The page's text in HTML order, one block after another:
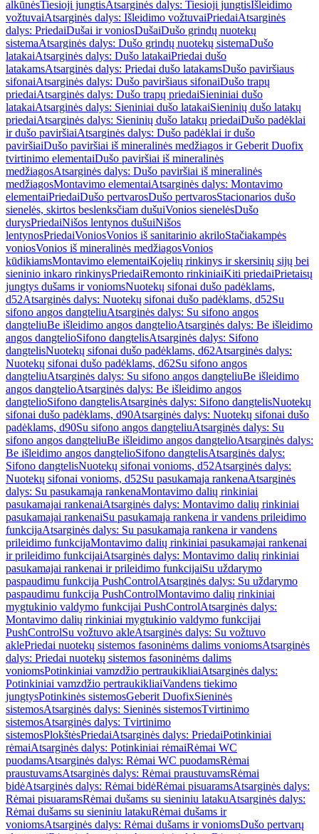
alkūnėsTiesioji jungtisAtsarginės dalys: Tiesioji jungtisIšleidimo
vožtuvaiAtsarginės dalys: Išleidimo vožtuvaiPriedaiAtsarginės
dalys: PriedaiDušai ir voniosDušaiDušo grindų nuotekų
sistemaAtsarginės dalys: Dušo grindų nuotekų sistemaDušo
latakaiAtsarginės dalys: Dušo latakaiPriedai dušo
latakamsAtsarginės dalys: Priedai dušo latakamsDušo paviršiaus
sifonaiAtsarginės dalys: Dušo paviršiaus sifonaiDušo trapų
priedaiAtsarginės dalys: Dušo trapų priedaiSieniniai dušo
latakaiAtsarginės dalys: Sieniniai dušo latakaiSieninių dušo latakų
priedaiAtsarginės dalys: Sieninių dušo latakų priedaiDušo padėklai
ir dušo paviršiaiAtsarginės dalys: Dušo padėklai ir dušo
paviršiaiDušo paviršiai iš mineralinės medžiagos ir Geberit Duofix
tvirtinimo elementaiDušo paviršiai iš mineralinės
medžiagosAtsarginės dalys: Dušo paviršiai iš mineralinės
medžiagosMontavimo elementaiAtsarginės dalys: Montavimo
elementaiPriedaiDušo pertvarosDušo pertvarosStacionarios dušo
sienelės, skirtos beslenksčiam dušuiVonios sienelėsDušo
durysPriedaiNišos lentynos dušuiNišos
lentynosPriedaiVoniosVonios iš sanitarinio akriloStačiakampės
voniosVonios iš mineralinės medžiagosVonios
kūdikiamsMontavimo elementaiKojelių rinkinys ir skersinių sijų bei
sieninio inkaro rinkinysPriedaiRemonto rinkiniaiKiti priedaiPrietaisų
jungtys dušams ir voniomsNuotekų sifonai dušo padėklams,
d52Atsarginės dalys: Nuotekų sifonai dušo padėklams, d52Su
sifono angos dangteliuAtsarginės dalys: Su sifono angos
dangteliuBe išleidimo angos dangtelioAtsarginės dalys: Be išleidimo
angos dangtelioSifono dangtelisAtsarginės dalys: Sifono
dangtelisNuotekų sifonai dušo padėklams, d62Atsarginės dalys:
Nuotekų sifonai dušo padėklams, d62Su sifono angos
dangteliuAtsarginės dalys: Su sifono angos dangteliuBe išleidimo
angos dangtelioAtsarginės dalys: Be išleidimo angos
dangtelioSifono dangtelisAtsarginės dalys: Sifono dangtelisNuotekų
sifonai dušo padėklams, d90Atsarginės dalys: Nuotekų sifonai dušo
padėklams, d90Su sifono angos dangteliuAtsarginės dalys: Su
sifono angos dangteliuBe išleidimo angos dangtelioAtsarginės dalys:
Be išleidimo angos dangtelioSifono dangtelisAtsarginės dalys:
Sifono dangtelisNuotekų sifonai vonioms, d52Atsarginės dalys:
Nuotekų sifonai vonioms, d52Su pasukamąja rankenaAtsarginės
dalys: Su pasukamąja rankenaMontavimo dalių rinkiniai
pasukamajai rankenaiAtsarginės dalys: Montavimo dalių rinkiniai
pasukamajai rankenaiSu pasukamąja rankena ir vandens prileidimo
funkcijaAtsarginės dalys: Su pasukamąja rankena ir vandens
prileidimo funkcijaMontavimo dalių rinkiniai pasukamajai rankenai
ir prileidimo funkcijaiAtsarginės dalys: Montavimo dalių rinkiniai
pasukamajai rankenai ir prileidimo funkcijaiSu uždarymo
paspaudimu funkcija PushControlAtsarginės dalys: Su uždarymo
paspaudimu funkcija PushControlMontavimo dalių rinkiniai
mygtukinio valdymo funkcijai PushControlAtsarginės dalys:
Montavimo dalių rinkiniai mygtukinio valdymo funkcijai
PushControlSu vožtuvo akleAtsarginės dalys: Su vožtuvo
aklePriedai nuotekų sistemos fasoninėms dalims voniomsAtsarginės
dalys: Priedai nuotekų sistemos fasoninėms dalims
voniomsPotinkiniai vamzdžio pertraukikliaiAtsarginės dalys:
Potinkiniai vamzdžio pertraukikliaiVandens tiekimo
jungtysPotinkinės sistemosGeberit DuofixSieninės
sistemosAtsarginės dalys: Sieninės sistemosTvirtinimo
sistemosAtsarginės dalys: Tvirtinimo
sistemosPlokštėsPriedaiAtsarginės dalys: PriedaiPotinkiniai
rėmaiAtsarginės dalys: Potinkiniai rėmaiRėmai WC
puodamsAtsarginės dalys: Rėmai WC puodamsRėmai
praustuvamsAtsarginės dalys: Rėmai praustuvamsRėmai
bidėAtsarginės dalys: Rėmai bidėRėmai pisuaramsAtsarginės dalys:
Rėmai pisuaramsRėmai dušams su sieniniu latakuAtsarginės dalys:
Rėmai dušams su sieniniu latakuRėmai dušams ir
voniomsAtsarginės dalys: Rėmai dušams ir voniomsDušo pertvarų